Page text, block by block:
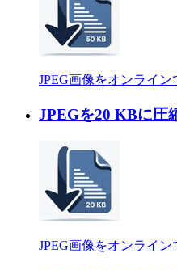
JPEG画像をオンライン
JPEGを20 KBに圧
JPEG画像をオンライン